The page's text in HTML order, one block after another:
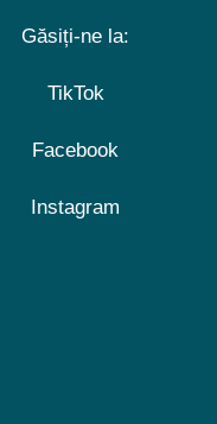
Găsiți-ne la:
TikTok
Facebook
Instagram